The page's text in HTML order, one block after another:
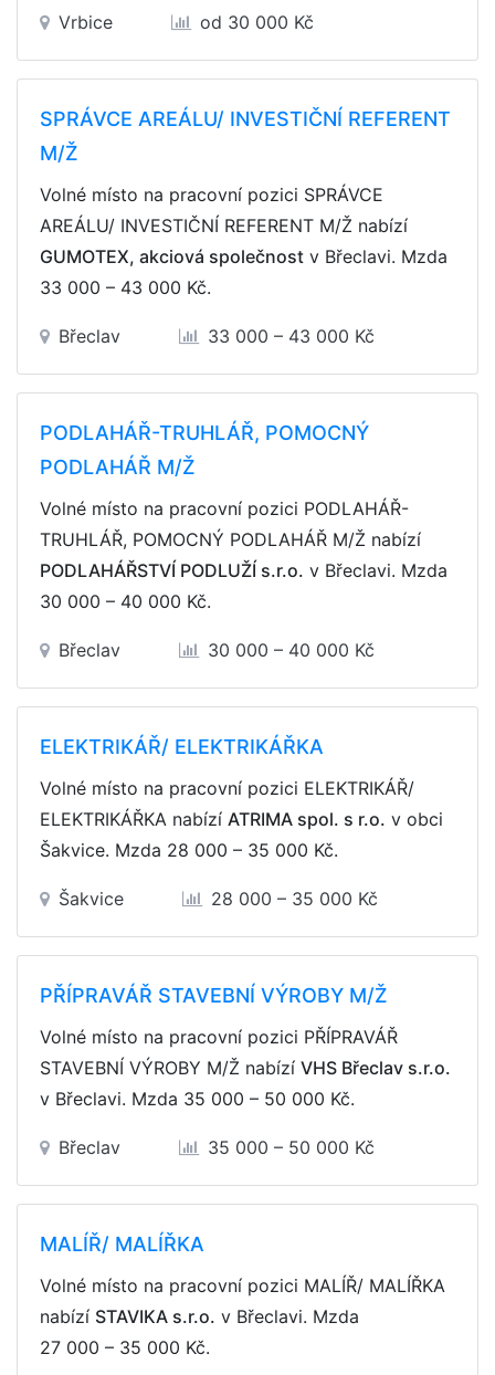
Vrbice od 30 000 Kč
SPRÁVCE AREÁLU/ INVESTIČNÍ REFERENT
M/Ž
Volné místo na pracovní pozici SPRÁVCE
AREÁLU/ INVESTIČNÍ REFERENT M/Ž nabízí
GUMOTEX, akciová společnost v Břeclavi. Mzda
33 000 – 43 000 Kč.
Břeclav 33 000 – 43 000 Kč
PODLAHÁŘ-TRUHLÁŘ, POMOCNÝ
PODLAHÁŘ M/Ž
Volné místo na pracovní pozici PODLAHÁŘ-
TRUHLÁŘ, POMOCNÝ PODLAHÁŘ M/Ž nabízí
PODLAHÁŘSTVÍ PODLUŽÍ s.r.o. v Břeclavi. Mzda
30 000 – 40 000 Kč.
Břeclav 30 000 – 40 000 Kč
ELEKTRIKÁŘ/ ELEKTRIKÁŘKA
Volné místo na pracovní pozici ELEKTRIKÁŘ/
ELEKTRIKÁŘKA nabízí ATRIMA spol. s r.o. v obci
Šakvice. Mzda 28 000 – 35 000 Kč.
Šakvice 28 000 – 35 000 Kč
PŘÍPRAVÁŘ STAVEBNÍ VÝROBY M/Ž
Volné místo na pracovní pozici PŘÍPRAVÁŘ
STAVEBNÍ VÝROBY M/Ž nabízí VHS Břeclav s.r.o.
v Břeclavi. Mzda 35 000 – 50 000 Kč.
Břeclav 35 000 – 50 000 Kč
MALÍŘ/ MALÍŘKA
Volné místo na pracovní pozici MALÍŘ/ MALÍŘKA
nabízí STAVIKA s.r.o. v Břeclavi. Mzda
27 000 – 35 000 Kč.